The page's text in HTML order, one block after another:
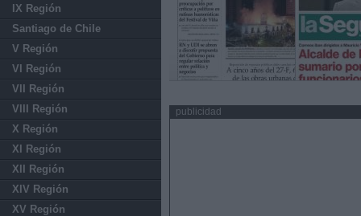
IX Región
Santiago de Chile
V Región
VI Región
VII Región
VIII Región
X Región
XI Región
XII Región
XIV Región
XV Región
publicidad